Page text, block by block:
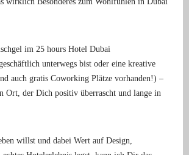
unterwegs bist oder eine kreative
auch gratis Coworking Plätze vorhanden!) –
Ort, der Dich positiv überrascht und lange in
willst und dabei Wert auf Design,